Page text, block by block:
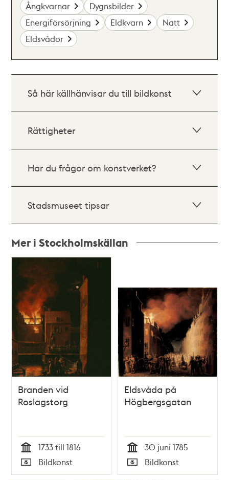
Ångkvarnar
Dygnsbilder
Energiförsörjning
Eldkvarn
Natt
Eldsvådor
Så här källhänvisar du till bildkonst
Rättigheter
Har du frågor om konstverket?
Stadsmuseet tipsar
Mer i Stockholmskällan
poster
och
teman
Branden vid
Roslagstorg
Tid
1733 till 1816
Typ
Bildkonst
Eldsvåda på
Högbergsgatan
Tid
30 juni 1785
Typ
Bildkonst